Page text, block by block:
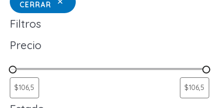
CERRAR
Filtros
Precio